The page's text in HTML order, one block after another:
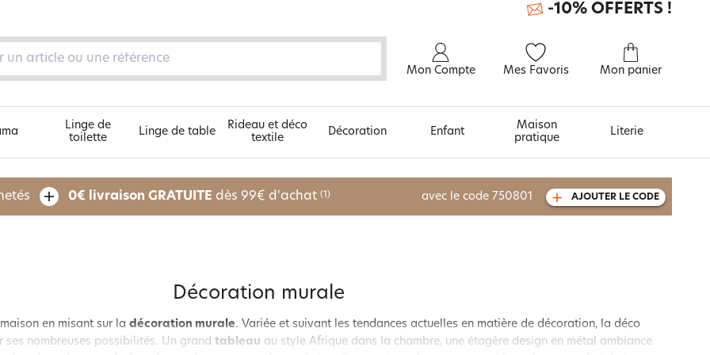
Mon Compte Mes Favoris Mon panier
-10% OFFERTS !
Découvrez nos 5 univers À découvrir aussi
Linge de
toilette
Linge de table
Rideau et déco
textile
Décoration Enfant
Maison
pratique
Literie
0€ livraison GRATUITE dès 99€ d'achat (1) avec le code 750801 AJOUTER LE CODE
Décoration murale
en misant sur la décoration murale. Variée et suivant les tendances actuelles en matière de décoration, la déco
ses nombreuses possibilités. Un grand tableau au style Afrique dans la chambre, une étagère design en métal ambiance